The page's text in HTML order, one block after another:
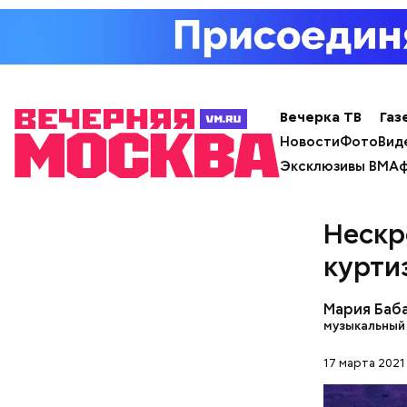
Вечерка ТВ
НовостиФото
Эксклюзивы ВМ
Мария
17 марта 2021
Попав
полиция,
где
статус
манера
супругой.